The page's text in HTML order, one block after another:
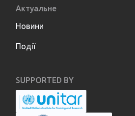
Актуальне
Новини
Події
SUPPORTED BY